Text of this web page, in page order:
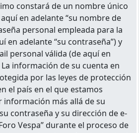
constará de un nombre único
en adelante “su nombre de
personal empleada para la
en adelante “su contraseña”) y
personal válida (de aquí en
La información de su cuenta en
por las leyes de protección
el país en el que estamos
información más allá de su
contraseña y su dirección de e-
Vespa” durante el proceso de